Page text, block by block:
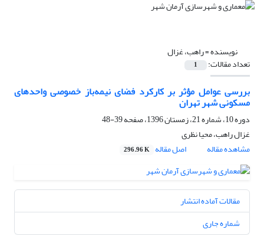
نویسنده =راهب، غزال
تعداد مقالات: 1
بررسی عوامل مؤثر بر کارکرد فضای نیمه‌باز خصوصی واحدهای
مسکونی شهر تهران
دوره 10، شماره 21، زمستان 1396، صفحه
39-48
غزال راهب، محیا نظری
مشاهده مقاله
اصل مقاله 296.96 K
مقالات آماده انتشار
شماره جاری